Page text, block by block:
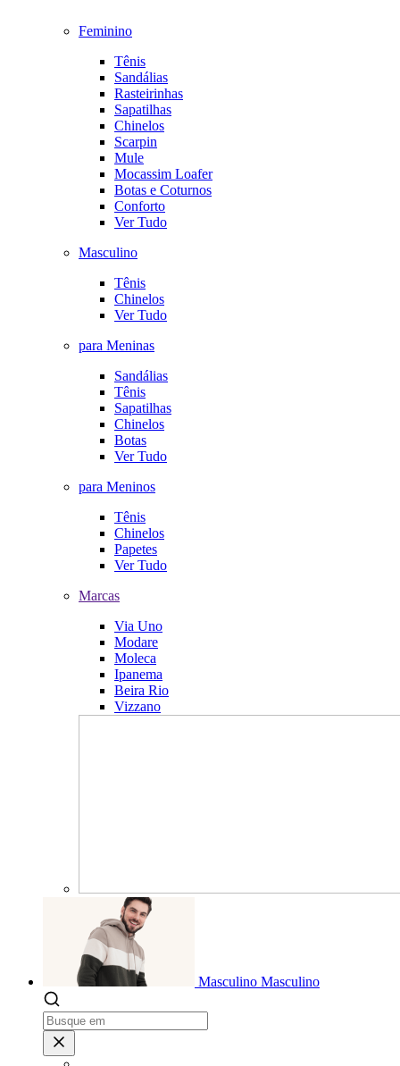
Feminino
Tênis
Sandálias
Rasteirinhas
Sapatilhas
Chinelos
Scarpin
Mule
Mocassim Loafer
Botas e Coturnos
Conforto
Ver Tudo
Masculino
Tênis
Chinelos
Ver Tudo
para Meninas
Sandálias
Tênis
Sapatilhas
Chinelos
Botas
Ver Tudo
para Meninos
Tênis
Chinelos
Papetes
Ver Tudo
Marcas
Via Uno
Modare
Moleca
Ipanema
Beira Rio
Vizzano
Masculino Masculino